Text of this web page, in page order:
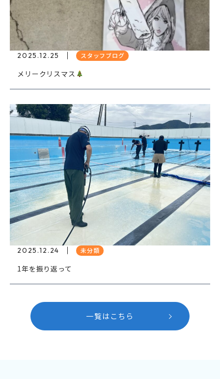
2025.12.25 スタッフブログ
メリークリスマス
2025.12.24 未分類
1年を振り返って
一覧はこちら